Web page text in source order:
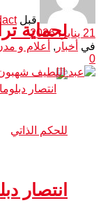
لحماية
انتصار
قبل
21 يناير، 2026
في أخبار , أعلام و
0